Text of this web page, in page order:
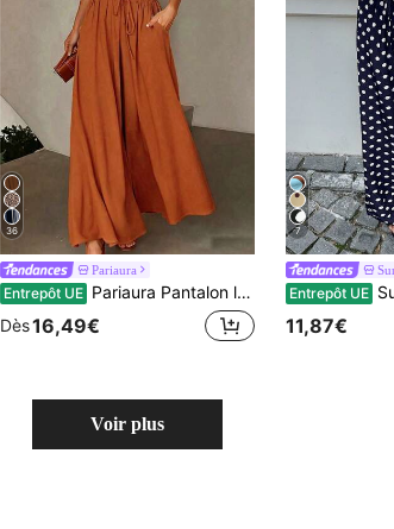
36
Pariaura
Entrepôt UE Pariaura Pantalon large à taille haute ample style français, pantalon d'été caramel à taille élastique avec cordon de serrage et poches, pantalon palazzo bohème marron pour vacances et congés pour femmes
Dès16,49€
7
Entrepôt UE Sunnyshic
11,87€
Voir plus